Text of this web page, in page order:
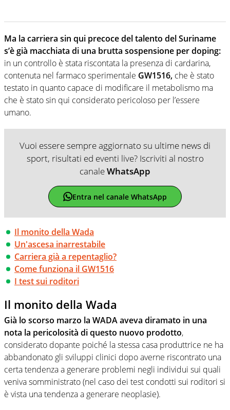
Ma la carriera sin qui precoce del talento del Suriname
s’è già macchiata di una brutta sospensione per doping:
in un controllo è stata riscontata la presenza di cardarina,
contenuta nel farmaco sperimentale GW1516, che è stato
testato in quanto capace di modificare il metabolismo ma
che è stato sin qui considerato pericoloso per l’essere
umano.
Vuoi essere sempre aggiornato su ultime news di
sport, risultati ed eventi live? Iscriviti al nostro
canaleWhatsApp
Entra nel canale WhatsApp
Il monito della Wada
Un'ascesa inarrestabile
Carriera già a repentaglio?
Come funziona il GW1516
I test sui roditori
Il monito della Wada
Già lo scorso marzo la WADA aveva diramato in una
nota la pericolosità di questo nuovo prodotto,
considerato dopante poiché la stessa casa produttrice ne ha
abbandonato gli sviluppi clinici dopo averne riscontrato una
certa tendenza a generare problemi negli individui sui quali
veniva somministrato (nel caso dei test condotti sui roditori si
è vista una tendenza a generare neoplasie).